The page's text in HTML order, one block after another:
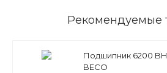
Рекомендуемые
Подшипник 6200
BECO